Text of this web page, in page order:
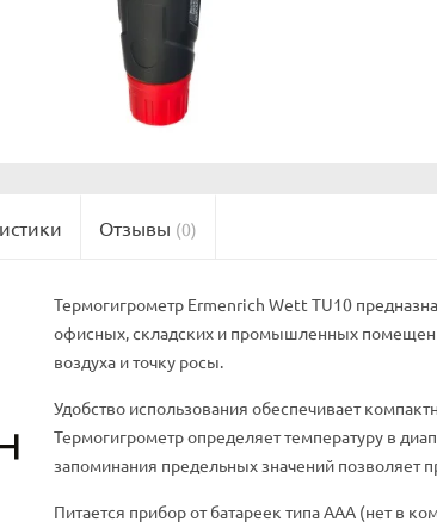
Отзывы (0)
Термогигрометр Ermenrich Wett TU10
офисных, складских и промышленных
воздуха и точку росы.
Удобство использования обеспечивает
Термогигрометр определяет температуру в
запоминания предельных значений позволяет
Питается прибор от батареек типа ААА (нет в